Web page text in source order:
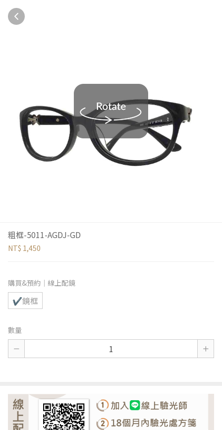
粗框-5011-AGDJ-GD
NT$ 1,450
購買&預約｜線上配鏡
✔鏡框
數量